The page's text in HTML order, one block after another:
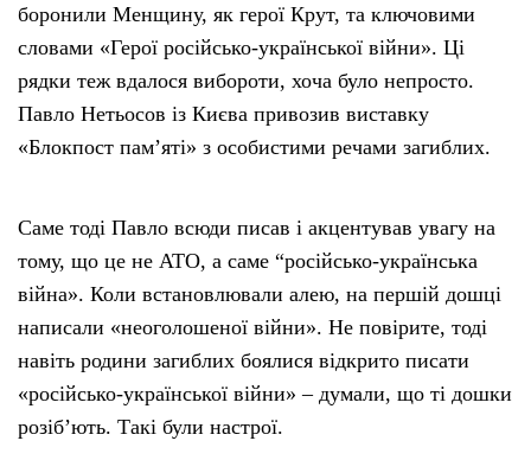
боронили Менщину, як герої Крут, та ключовими
словами «Герої російсько-української війни». Ці
рядки теж вдалося вибороти, хоча було непросто.
Павло Нетьосов із Києва привозив виставку
«Блокпост пам’яті» з особистими речами загиблих.
Саме тоді Павло всюди писав і акцентував увагу на
тому, що це не АТО, а саме “російсько-українська
війна». Коли встановлювали алею, на першій дошці
написали «неоголошеної війни». Не повірите, тоді
навіть родини загиблих боялися відкрито писати
«російсько-української війни» – думали, що ті дошки
розіб’ють. Такі були настрої.